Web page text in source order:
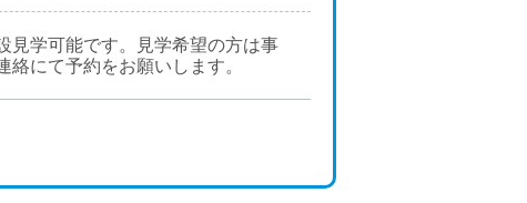
見学可能です。見学希望の方は事
絡にて予約をお願いします。